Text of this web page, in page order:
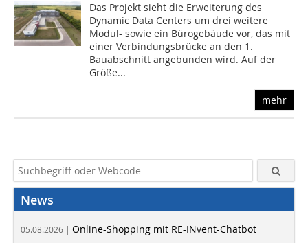
Das Projekt sieht die Erweiterung des
Dynamic Data Centers um drei weitere
Modul- sowie ein Bürogebäude vor, das mit
einer Verbindungsbrücke an den 1.
Bauabschnitt angebunden wird. Auf der
Größe...
mehr
News
05.08.2026 | Online-Shopping mit RE-INvent-Chatbot